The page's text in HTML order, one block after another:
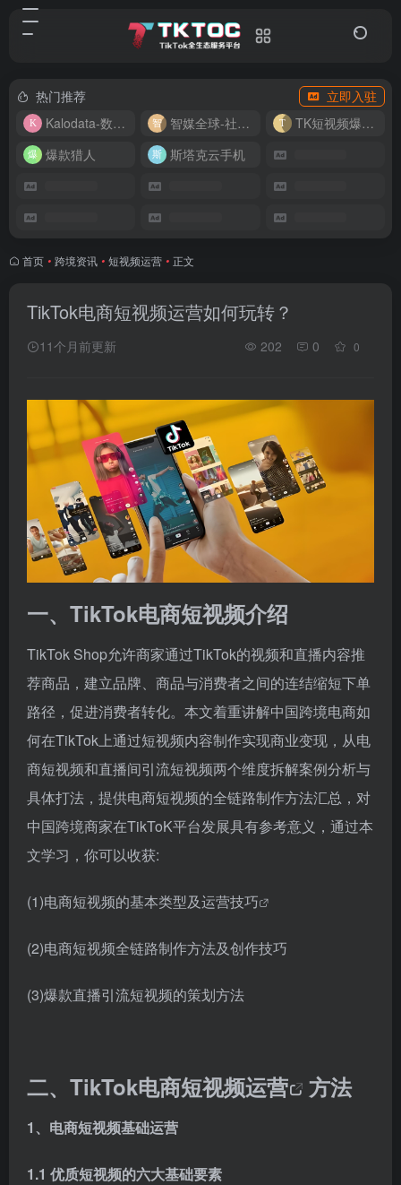
热门推荐
立即入驻
Kalodata-数据分析平台
智媒全球-社媒管理平台
TK短视频爆款复刻
爆款猎人
斯塔克云手机
首页 • 跨境资讯 • 短视频运营 • 正文
TikTok电商短视频运营如何玩转？
11个月前更新 202 0 0
一、TikTok电商短视频介绍
TikTok Shop允许商家通过TikTok的视频和直播内容推
荐商品，建立品牌、商品与消费者之间的连结缩短下单
路径，促进消费者转化。本文着重讲解中国跨境电商如
何在TikTok上通过短视频内容制作实现商业变现，从电
商短视频和直播间引流短视频两个维度拆解案例分析与
具体打法，提供电商短视频的全链路制作方法汇总，对
中国跨境商家在TikToK平台发展具有参考意义，通过本
文学习，你可以收获:
(1)电商短视频的基本类型及运营技巧
(2)电商短视频全链路制作方法及创作技巧
(3)爆款直播引流短视频的策划方法
二、TikTok电商短视频运营 方法
1、电商短视频基础运营
1.1 优质短视频的六大基础要素